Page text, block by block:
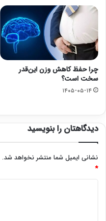
چرا حفظ کاهش وزن این‌قدر
سخت است؟
۱۴۰۵-۰۵-۱۴
دیدگاهتان را بنویسید
نشانی ایمیل شما منتشر نخواهد شد.
*